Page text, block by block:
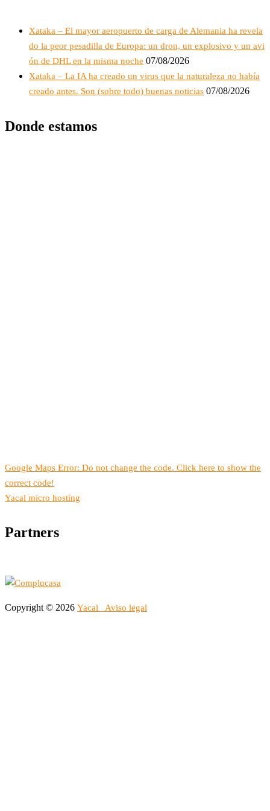
Xataka – El mayor aeropuerto de carga de Alemania ha revela
do la peor pesadilla de Europa: un dron, un explosivo y un avi
ón de DHL en la misma noche 07/08/2026
Xataka – La IA ha creado un virus que la naturaleza no había
creado antes. Son (sobre todo) buenas noticias 07/08/2026
Donde estamos
Google Maps Error: Do not change the code. Click here to show the
correct code!
Yacal micro hosting
Partners
Copyright © 2026 Yacal Aviso legal